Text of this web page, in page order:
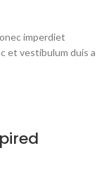
imperdiet
et vestibulum duis a